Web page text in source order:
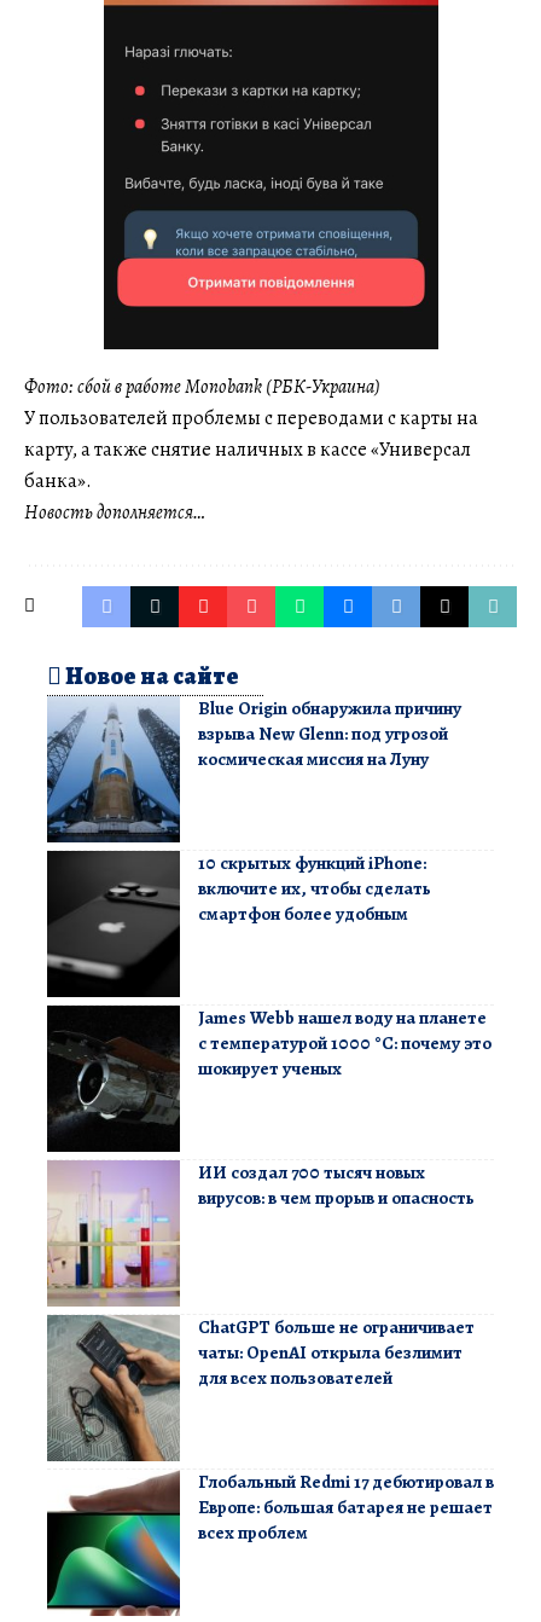
Фото: сбой в работе Monobank (РБК-Украина)
У пользователей проблемы с переводами с карты на
карту, а также снятие наличных в кассе «Универсал
банка».
Новость дополняется…
Новое на сайте
Blue Origin обнаружила причину
взрыва New Glenn: под угрозой
космическая миссия на Луну
10 скрытых функций iPhone:
включите их, чтобы сделать
смартфон более удобным
James Webb нашел воду на планете
с температурой 1000 °C: почему это
шокирует ученых
ИИ создал 700 тысяч новых
вирусов: в чем прорыв и опасность
ChatGPT больше не ограничивает
чаты: OpenAI открыла безлимит
для всех пользователей
Глобальный Redmi 17 дебютировал в
Европе: большая батарея не решает
всех проблем